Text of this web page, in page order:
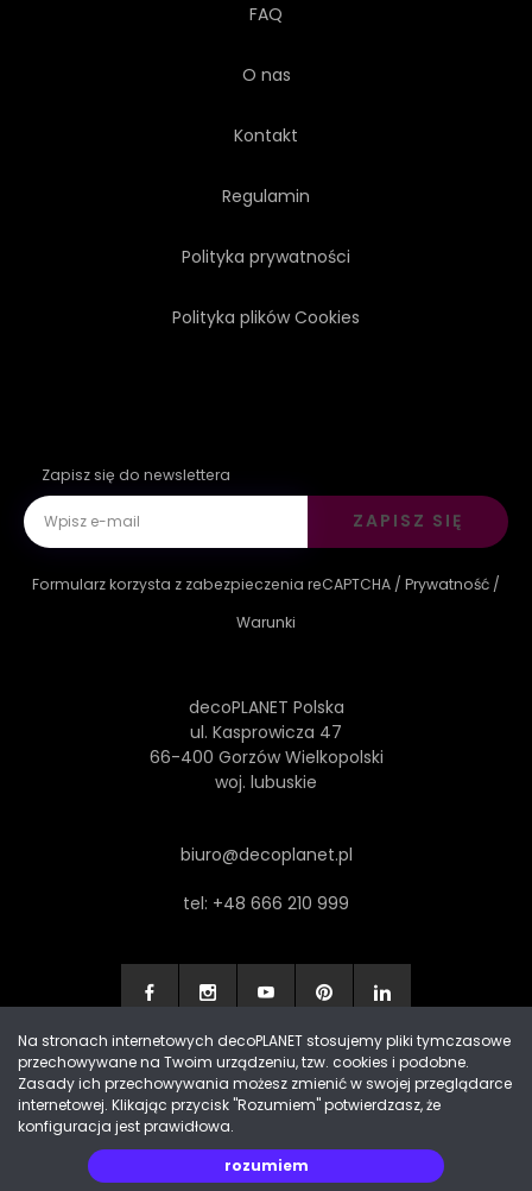
FAQ
O nas
Kontakt
Regulamin
Polityka prywatności
Polityka plików Cookies
Zapisz się do newslettera
ZAPISZ SIĘ
Formularz korzysta z zabezpieczenia reCAPTCHA / Prywatność /
Warunki
decoPLANET Polska
ul. Kasprowicza 47
66-400 Gorzów Wielkopolski
woj. lubuskie
biuro@decoplanet.pl
tel: +48 666 210 999
Made with by Progres Media & decoPLANET
Na stronach internetowych decoPLANET stosujemy pliki tymczasowe
przechowywane na Twoim urządzeniu, tzw. cookies i podobne.
Zasady ich przechowywania możesz zmienić w swojej przeglądarce
internetowej. Klikając przycisk "Rozumiem" potwierdzasz, że
konfiguracja jest prawidłowa.
rozumiem